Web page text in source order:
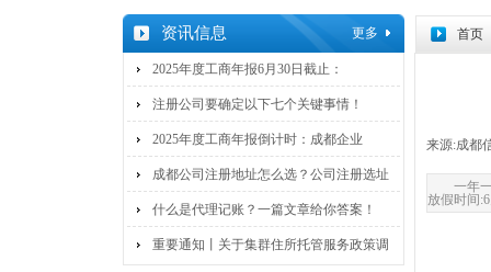
资讯信息 更多 首页
2025年度工商年报6月30日截止：
注册公司要确定以下七个关键事情！
2025年度工商年报倒计时：成都企业
成都公司注册地址怎么选？公司注册选址
什么是代理记账？一篇文章给你答案！
重要通知丨关于集群住所托管服务政策调
来源:成都
一年
放假时间